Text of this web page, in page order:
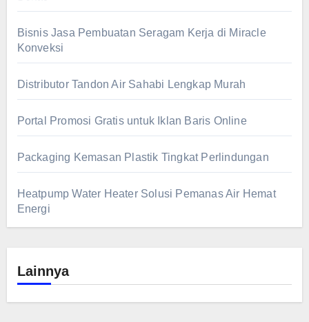
Bisnis Jasa Pembuatan Seragam Kerja di Miracle
Konveksi
Distributor Tandon Air Sahabi Lengkap Murah
Portal Promosi Gratis untuk Iklan Baris Online
Packaging Kemasan Plastik Tingkat Perlindungan
Heatpump Water Heater Solusi Pemanas Air Hemat
Energi
Lainnya